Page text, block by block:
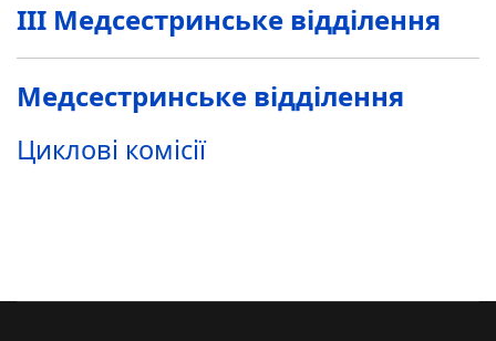
ІІІ Медсестринське відділення
Медсестринське відділення
Циклові комісії